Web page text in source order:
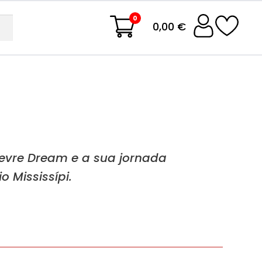
0
0,00 €
Dream e a sua jornada
Mississípi.